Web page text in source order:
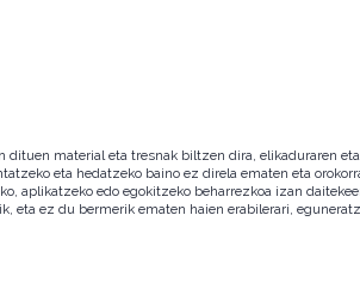
material eta tresnak biltzen dira, elikaduraren
eta hedatzeko baino ez direla ematen eta
aplikatzeko edo egokitzeko beharrezkoa izan
eta ez du bermerik ematen haien erabilerari,